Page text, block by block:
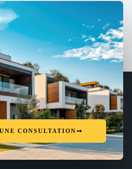
CONSULTATION